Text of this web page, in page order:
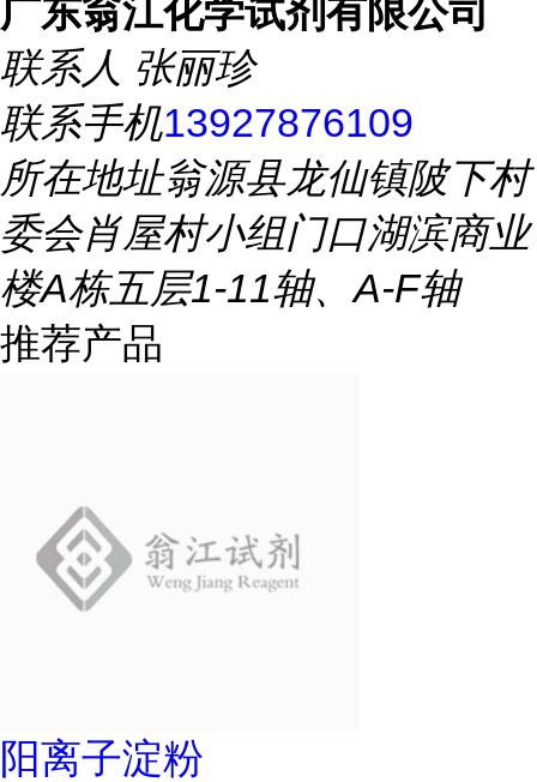
广东翁江化学试剂有限公司
联系人 张丽珍
联系手机13927876109
所在地址翁源县龙仙镇陂下村
委会肖屋村小组门口湖滨商业
楼A栋五层1-11轴、A-F轴
推荐产品
阳离子淀粉